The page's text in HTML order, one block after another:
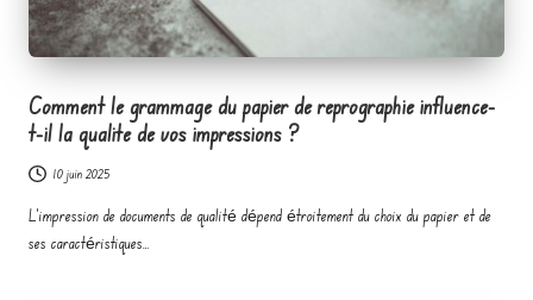
n
e
u
r
Comment le grammage du papier de reprographie influence-
t-il la qualite de vos impressions ?
10 juin 2025
L'impression de documents de qualité dépend étroitement du choix du papier et de
ses caractéristiques…